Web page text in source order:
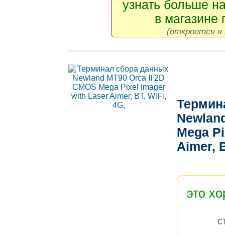
узнать больше
в магазине
(откроется в
Mega
Aimer,
это